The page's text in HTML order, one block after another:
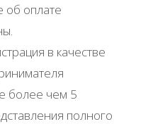
оплате
в качестве
более чем 5
полного